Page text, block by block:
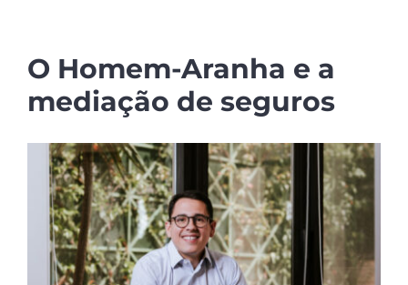
MUNDO MOVA
CONTACTOS
O Homem-Aranha e a
mediação de seguros
View
Larger
Image